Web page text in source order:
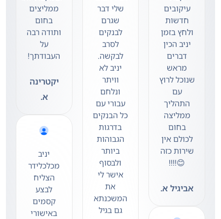
עיקובים
חדשות
ולחץ בזמן
יניב הכין
דברים
מראש
שנוכל לרוץ
עם
התהליך
ממליצה
בחום
לכולם אין
שירות כזה
😊!!!!
אביגיל א.
שלי דבר
שגרם
לבנקים
לסרב
לבקשה.
יניב לא
וויתר
ונלחם
עבורי עם
כל הבנקים
בדרגות
הגבוהות
ביותר
ולבסוף
אישר לי
את
המשכנתא
גם בגיל
ממליצים
בחום
ותודה רבה
על
העבודתך!
יקטרינה
א.
יניב
מכלכלידר
הצליח
לבצע
קסמים
באישורי